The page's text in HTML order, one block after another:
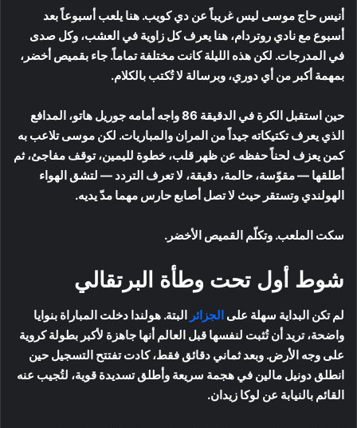
أنيس حاج موسى ليس غريباً عن دي كويب. هنا يلعب أسبوعاً بعد
أسبوع مع نادي روتردام، هنا يعرف كل زاوية في العشب، وكل صدى
في المدرجات. لكن هذه الليلة كانت مختلفة تماماً. جاء بقميص أخضر،
بمهمة أكبر من أي دوري، وبرسالة لا تُكتب بالكلام.
حين استقبل الكرة في الدقيقة 86 واجه أمامه جوريل هاتو، المدافع
الذي يعرف تكتيكاته جيداً من المران والمباريات. لكن موسى تلاعب به
كمن يعزف لحناً حفظه عن ظهر قلب، خطوة لليمين، توقف مفاجئ، ثم
أطلقها — مقوّسة، حالمة، دقيقة، لا تعرف التردد — لتشق الهواء
الهولندي وتستقر حيث لا تصل أصابع حارس مهما مدّ يديه.
سكت الملعب. وتكلّم القميص الأخضر.
شوط أول تحت وطأة البرتقالي
لم تكن البداية سهلة على الجزائر البتة. هولندا دخلت المباراة بنوايا
واضحة، تريد أن تُثبت لنفسها قبل العالم أنها جاهزة لأكبر بطولة كروية
على وجه الأرض. وبعد ثماني دقائق فقط، كادت تفتتح التسجيل حين
انطلق دونيل مالين في هجمة سريعة وأطلق تسديدة قوية، لتُجيب عنه
القائم بالنيابة عن لوكا زيدان.